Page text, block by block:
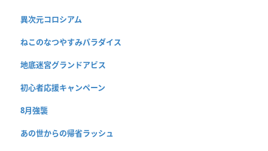
異次元コロシアム
ねこのなつやすみパラダイス
地底迷宮グランドアビス
初心者応援キャンペーン
8月強襲
あの世からの帰省ラッシュ